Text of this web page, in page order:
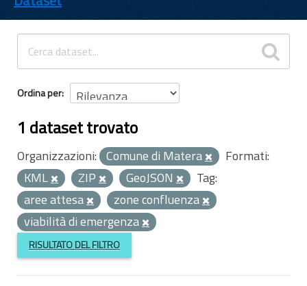
TEMI
INFORMAZIONI
Ordina per
1 dataset trovato
Organizzazioni: Comune di Matera
Formati:
KML
ZIP GeoJSON
Tag:
aree attesa
zone confluenza
viabilità di emergenza
RISULTATO DEL FILTRO